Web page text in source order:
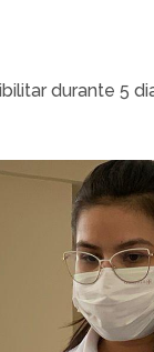
durante 5